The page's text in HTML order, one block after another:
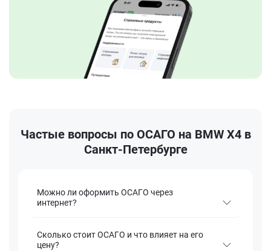
Частые вопросы по ОСАГО на BMW X4 в
Санкт-Петербурге
Можно ли оформить ОСАГО через
интернет?
Сколько стоит ОСАГО и что влияет на его
цену?